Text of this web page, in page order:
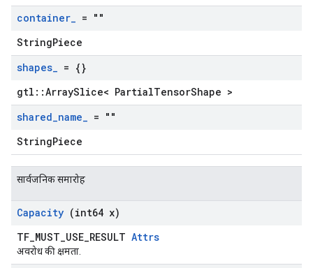
container_ = ""
StringPiece
shapes_ = {}
gtl::ArraySlice< PartialTensorShape >
shared_name_ = ""
StringPiece
सार्वजनिक समारोह
Capacity (int64 x)
TF_MUST_USE_RESULT Attrs
अवरोध की क्षमता.